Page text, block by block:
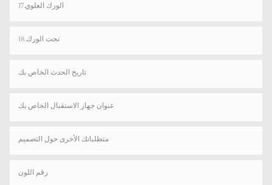
17.الورك العلوي
18.تحت الورك
تاريخ الحدث الخاص بك
عنوان جهاز الاستقبال الخاص بك
متطلباتك الأخرى حول التصميم
رقم اللون